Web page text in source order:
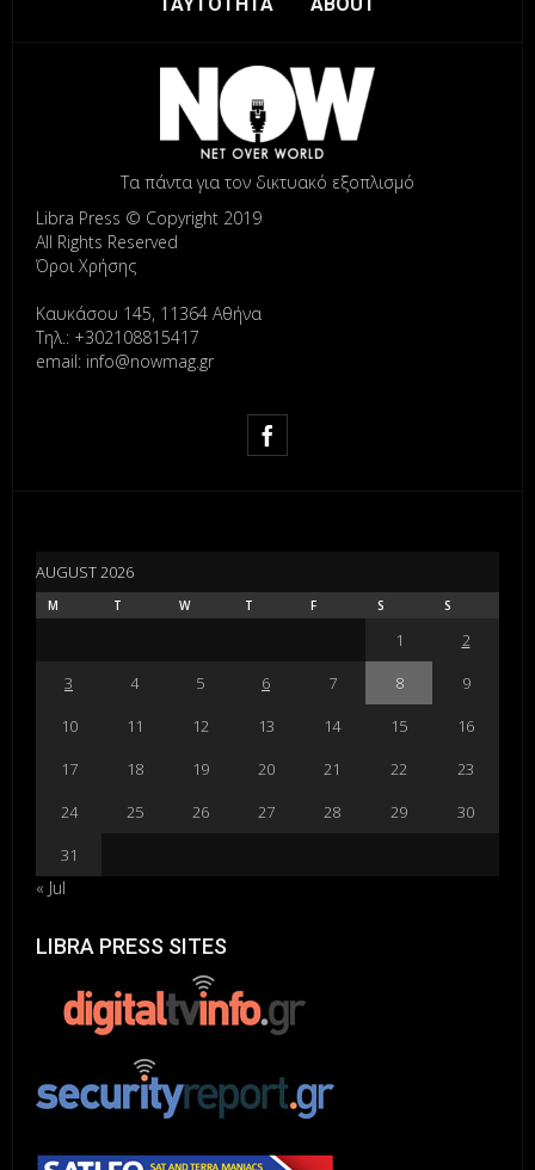
ΤΑΥΤΟΤΗΤΑ ABOUT
Τα πάντα για τον δικτυακό εξοπλισμό
Libra Press © Copyright 2019
All Rights Reserved
Όροι Χρήσης
Καυκάσου 145, 11364 Αθήνα
Τηλ.: +302108815417
email: info@nowmag.gr
AUGUST 2026
M T W T F S S
1
2
3
4 5 6 7 8
9
10
11 12 13 14 15
16
17
18 19 20 21 22
23
24
25 26 27 28 29
30
31
« Jul
LIBRA PRESS SITES